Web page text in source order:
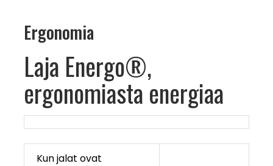
Ergonomia
Laja Energo®,
ergonomiasta energiaa
Kun jalat ovat